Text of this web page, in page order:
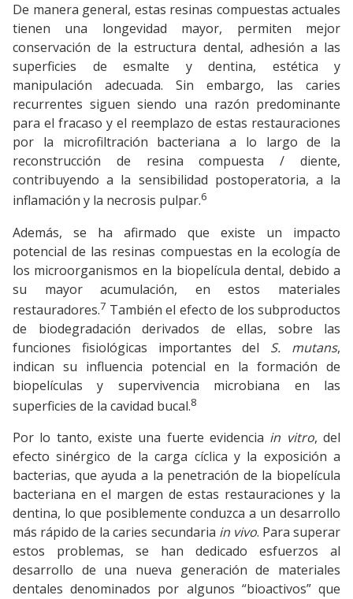
De manera general, estas resinas compuestas actuales
tienen una longevidad mayor, permiten mejor
conservación de la estructura dental, adhesión a las
superficies de esmalte y dentina, estética y
manipulación adecuada. Sin embargo, las caries
recurrentes siguen siendo una razón predominante
para el fracaso y el reemplazo de estas restauraciones
por la microfiltración bacteriana a lo largo de la
reconstrucción de resina compuesta / diente,
contribuyendo a la sensibilidad postoperatoria, a la
inflamación y la necrosis pulpar.6
Además, se ha afirmado que existe un impacto
potencial de las resinas compuestas en la ecología de
los microorganismos en la biopelícula dental, debido a
su mayor acumulación, en estos materiales
restauradores.7 También el efecto de los subproductos
de biodegradación derivados de ellas, sobre las
funciones fisiológicas importantes del S. mutans,
indican su influencia potencial en la formación de
biopelículas y supervivencia microbiana en las
superficies de la cavidad bucal.8
Por lo tanto, existe una fuerte evidencia in vitro, del
efecto sinérgico de la carga cíclica y la exposición a
bacterias, que ayuda a la penetración de la biopelícula
bacteriana en el margen de estas restauraciones y la
dentina, lo que posiblemente conduzca a un desarrollo
más rápido de la caries secundaria in vivo. Para superar
estos problemas, se han dedicado esfuerzos al
desarrollo de una nueva generación de materiales
dentales denominados por algunos “bioactivos” que